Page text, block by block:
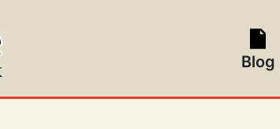
Blog